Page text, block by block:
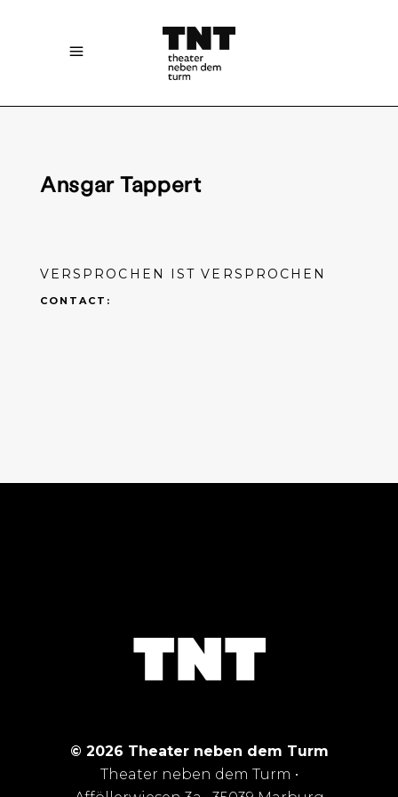
Ansgar Tappert
VERSPROCHEN IST VERSPROCHEN
CONTACT:
© 2026 Theater neben dem Turm
Theater neben dem Turm •